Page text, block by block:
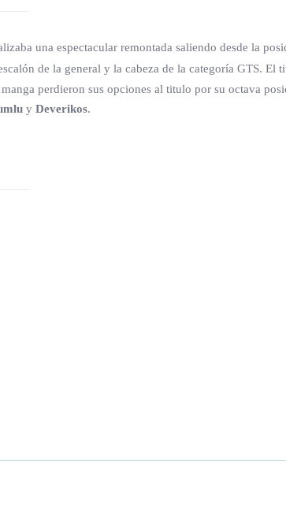
una espectacular remontada saliendo desde la
de la general y la cabeza de la categoría GTS. El
perdieron sus opciones al titulo por su octava
y Deverikos.